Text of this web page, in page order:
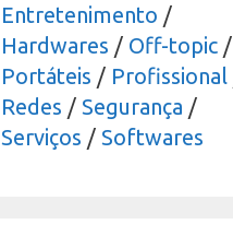
Entretenimento /
Hardwares / Off-topic /
Portáteis / Profissional
Redes / Segurança /
Serviços / Softwares